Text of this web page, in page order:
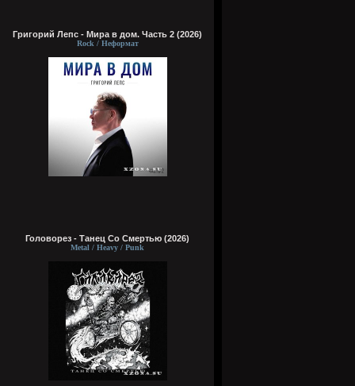
Григорий Лепс - Мира в дом. Часть 2 (2026)
Rock / Неформат
Головорез - Tанец Со Смертью (2026)
Metal / Heavy / Punk